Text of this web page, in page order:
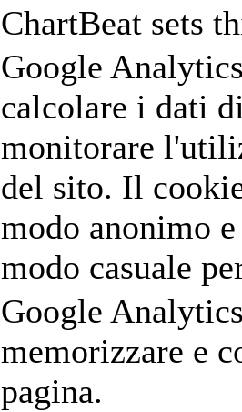
ChartBeat sets
Google
calcolare i dati
monitorare
del sito. Il
modo anonimo
modo casuale
Google
memorizzare e
pagina.